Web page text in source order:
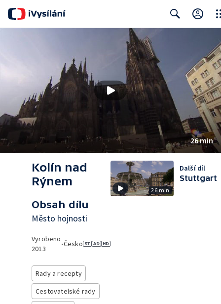
26 min
Kolín nad
Rýnem
Obsah dílu
Město hojnosti
Vyrobeno
2013
•Česko
Rady a recepty
Cestovatelské rady
26 min
Další díl
Stuttgart